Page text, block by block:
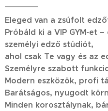
Eleged van a zsúfolt
Próbáld ki a VIP GYM-et
személyi edző stúdiót,
ahol csak Te vagy és az
Személyre szabott
Modern eszközök, profi
Barátságos, nyugodt
Minden korosztálynak,